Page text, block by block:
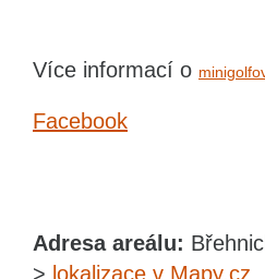
Více informací o
Facebook
Adresa areálu:
> lokalizace v Mapy.cz